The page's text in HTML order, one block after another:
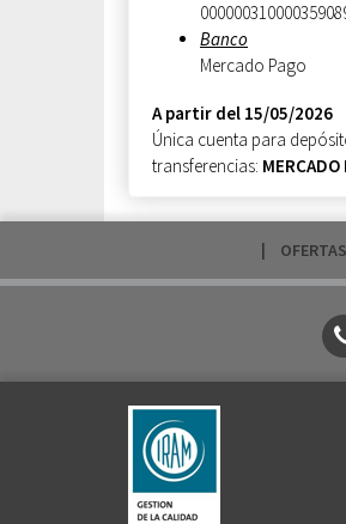
Banco
Mercado Pago
A partir del 15/05/2026
Única cuenta para
transferencias: MERCADO
OFERTAS